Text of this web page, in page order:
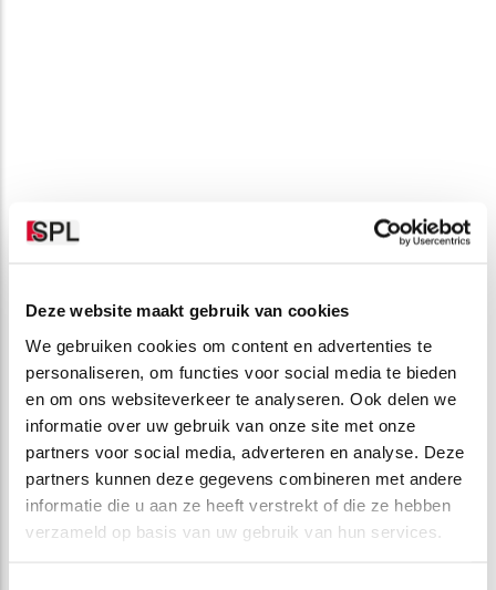
Deze website maakt gebruik van cookies
We gebruiken cookies om content en advertenties te
personaliseren, om functies voor social media te bieden
en om ons websiteverkeer te analyseren. Ook delen we
informatie over uw gebruik van onze site met onze
partners voor social media, adverteren en analyse. Deze
partners kunnen deze gegevens combineren met andere
informatie die u aan ze heeft verstrekt of die ze hebben
verzameld op basis van uw gebruik van hun services.